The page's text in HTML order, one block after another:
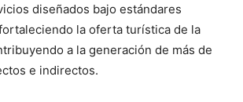
diseñados bajo estándares
la oferta turística de la
a la generación de más de
e indirectos.